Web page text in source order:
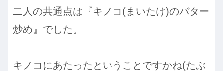
二人の共通点は『キノコ(まいたけ)のバター
炒め』でした。
キノコにあたったということですかね(たぶ